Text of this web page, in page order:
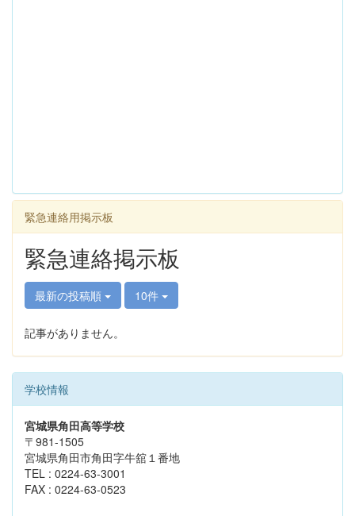
緊急連絡用掲示板
緊急連絡掲示板
最新の投稿順 10件
記事がありません。
学校情報
宮城県角田高等学校
〒981-1505
宮城県角田市角田字牛舘１番地
TEL : 0224-63-3001
FAX : 0224-63-0523